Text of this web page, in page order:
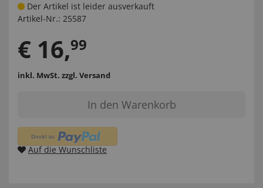
Der Artikel ist leider ausverkauft
Artikel-Nr.: 25587
€ 16,99
inkl. MwSt. zzgl. Versand
In den Warenkorb
Auf die Wunschliste